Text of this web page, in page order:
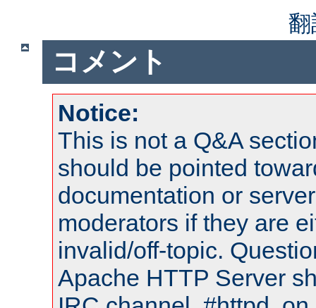
コメント
Notice:
This is not a Q&A
should be pointed
documentation or
moderators if they are
invalid/off-topic.
Apache HTTP Server